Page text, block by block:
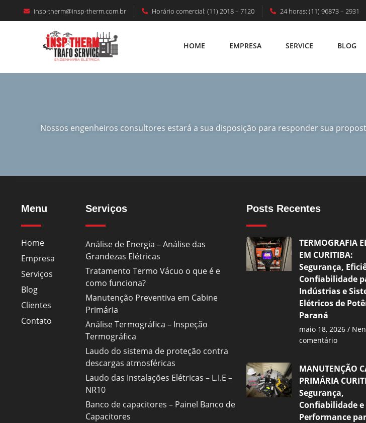
insp-therm@insp-therm.com.br Horário comercial: (11) 2018 – 7120 24 horas: (11) 96873 – 2931
HOME EMPRESA SERVICE BLOG
HOME EMPRESA SERVICE BLOG
Nossos engenheiros consultores estará a sua disposição para responder sua
Menu
Home
Empresa
Serviços
Blog
Clientes
Contato
Serviços
Análise de Energia – Análise das
Grandezas Elétricas
Tratamento Termo Vácuo o que é e
como funciona?
Manutenção Preventiva em Cabine
Primária
Análise Termográfica – Inspeção
Termográfica
Laudo do sistema de proteção contra
descargas atmosféricas
Laudo das Instalações Elétricas – L.I.E –
NR10
Banco de capacitores – Painel Banco de
Capacitores
Posts Recentes
TERMOGRAFIA
EM CURITIBA:
Segurança,
Confiabilidade
Indústrias e
Elétricos de
Paraná
maio 18, 2026
comentário
MANUTENÇÃO
PRIMÁRIA
Segurança,
Confiabilidade
Performance